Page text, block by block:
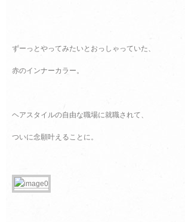
ずーっとやってみたいとおっしゃっていた、
赤のインナーカラー。
ヘアスタイルの自由な職場に就職されて、
ついに念願叶えることに。